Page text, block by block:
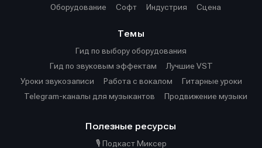
Оборудование
Софт Индустрия Сцена
Темы
Гид по выбору оборудования
Гид по звуковым эффектам
Лучшие VST
Уроки звукозаписи
Работа с вокалом
Гитарные уроки
Telegram-каналы для музыкантов
Продвижение музыки
Полезные ресурсы
🎙️ Подкаст Миксер